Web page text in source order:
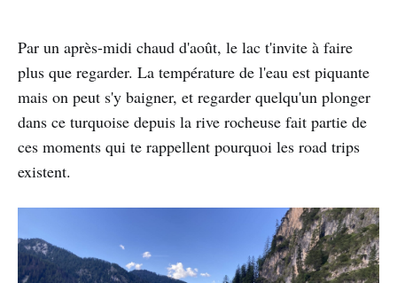
Par un après-midi chaud d'août, le lac t'invite à faire
plus que regarder. La température de l'eau est piquante
mais on peut s'y baigner, et regarder quelqu'un plonger
dans ce turquoise depuis la rive rocheuse fait partie de
ces moments qui te rappellent pourquoi les road trips
existent.